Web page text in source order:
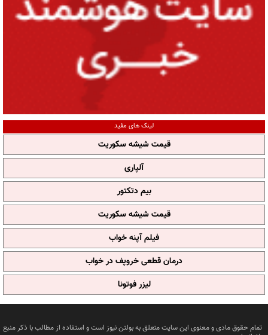
لینک های مفید
قیمت شیشه سکوریت
آلپاری
بیم دتکتور
قیمت شیشه سکوریت
فیلم آپنه خواب
درمان قطعی خروپف در خواب
لیزر فوتونا
تمام حقوق مادی و معنوی این سایت متعلق به بولتن نیوز است و استفاده از مطالب با ذکر منبع